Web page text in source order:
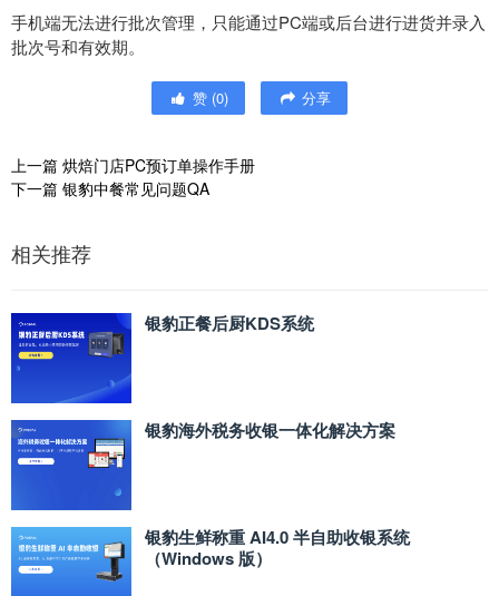
手机端无法进行批次管理，只能通过PC端或后台进行进货并录入
批次号和有效期。
赞 (0) 分享
上一篇 烘焙门店PC预订单操作手册
下一篇 银豹中餐常见问题QA
相关推荐
银豹正餐后厨KDS系统
银豹海外税务收银一体化解决方案
银豹生鲜称重 AI4.0 半自助收银系统
（Windows 版）